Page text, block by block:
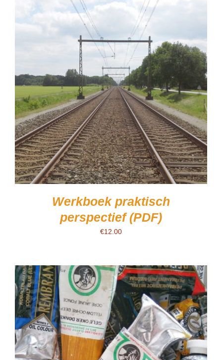
Werkboek praktisch
perspectief (PDF)
€12.00